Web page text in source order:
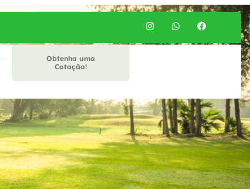
Obtenha uma
Cotação!